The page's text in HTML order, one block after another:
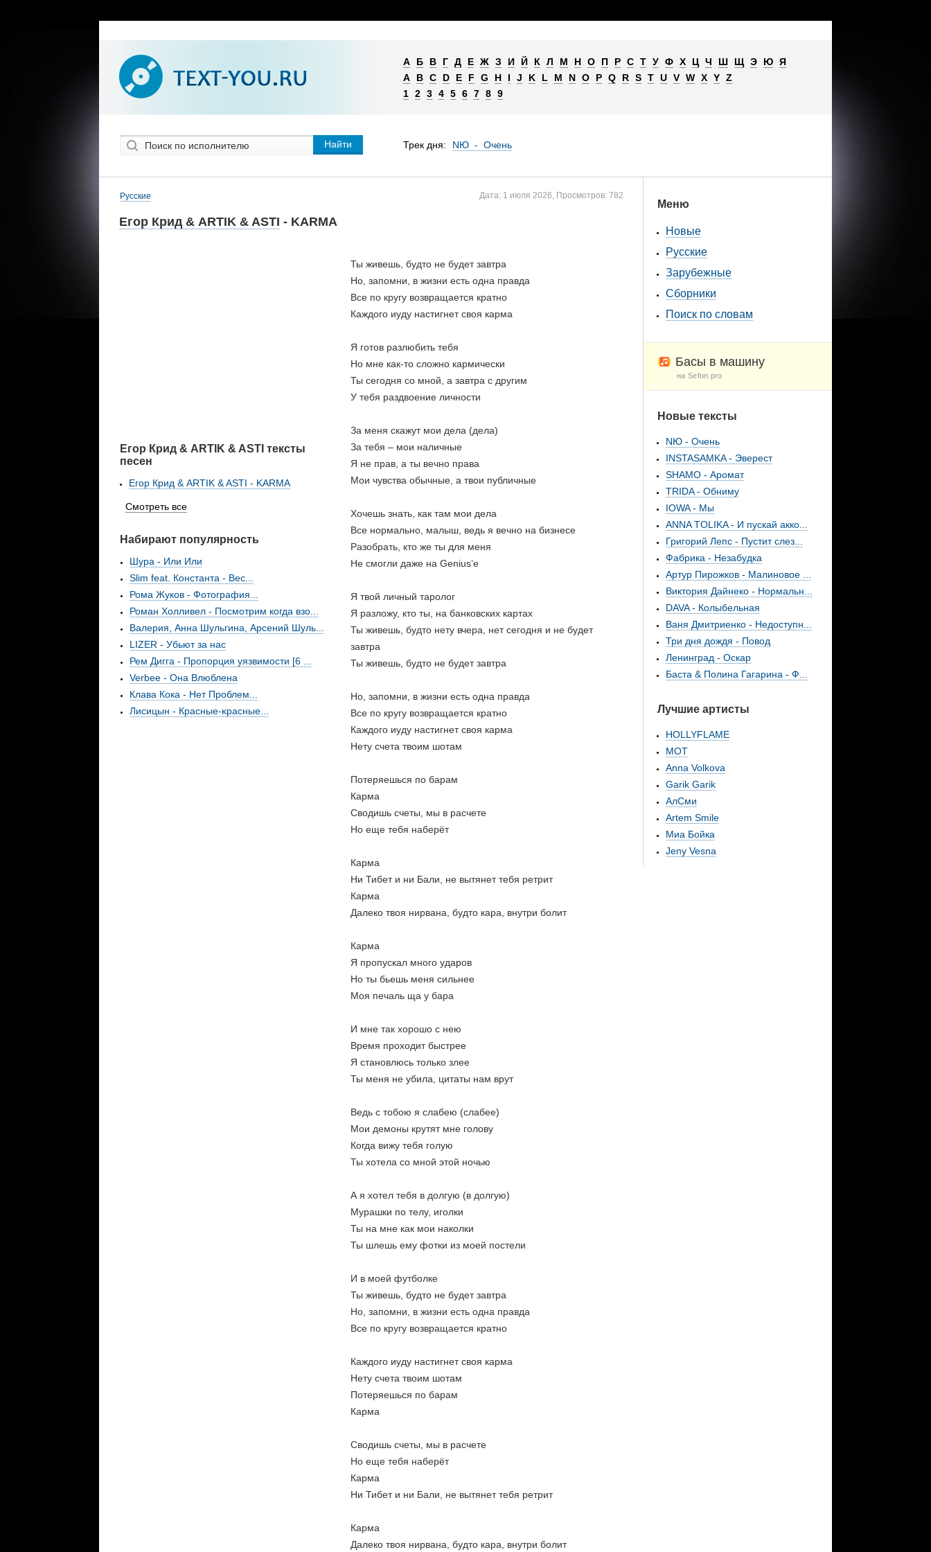
А Б В Г Д Е Ж З И Й К Л М Н О П Р С Т У Ф Х Ц Ч Ш Щ Э Ю Я
A
B C D E F G H I J K L M N O P Q R S T U V W X Y Z
1 2 3 4 5 6 7 8 9
Трек дня: NЮ - Очень
Русские Дата: 1 июля 2026, Просмотров: 782
Егор Крид & ARTIK & ASTI - KARMA
Ты живешь, будто не будет завтра
Но, запомни, в жизни есть одна правда
Все по кругу возвращается кратно
Каждого иуду настигнет своя карма
Я готов разлюбить тебя
Но мне как-то сложно кармически
Ты сегодня со мной, а завтра с другим
У тебя раздвоение личности
За меня скажут мои дела (дела)
За тебя – мои наличные
Я не прав, а ты вечно права
Мои чувства обычные, а твои публичные
Хочешь знать, как там мои дела
Все нормально, малыш, ведь я вечно на бизнесе
Разобрать, кто же ты для меня
Не смогли даже на Genius’е
Я твой личный таролог
Я разложу, кто ты, на банковских картах
Ты живешь, будто нету вчера, нет сегодня и не будет
завтра
Ты живешь, будто не будет завтра
Но, запомни, в жизни есть одна правда
Все по кругу возвращается кратно
Каждого иуду настигнет своя карма
Нету счета твоим шотам
Потеряешься по барам
Карма
Сводишь счеты, мы в расчете
Но еще тебя наберёт
Карма
Ни Тибет и ни Бали, не вытянет тебя ретрит
Карма
Далеко твоя нирвана, будто кара, внутри болит
Карма
Я пропускал много ударов
Но ты бьешь меня сильнее
Моя печаль ща у бара
И мне так хорошо с нею
Время проходит быстрее
Я становлюсь только злее
Ты меня не убила, цитаты нам врут
Ведь с тобою я слабею (слабее)
Мои демоны крутят мне голову
Когда вижу тебя голую
Ты хотела со мной этой ночью
А я хотел тебя в долгую (в долгую)
Мурашки по телу, иголки
Ты на мне как мои наколки
Ты шлешь ему фотки из моей постели
И в моей футболке
Ты живешь, будто не будет завтра
Но, запомни, в жизни есть одна правда
Все по кругу возвращается кратно
Каждого иуду настигнет своя карма
Нету счета твоим шотам
Потеряешься по барам
Карма
Сводишь счеты, мы в расчете
Но еще тебя наберёт
Карма
Ни Тибет и ни Бали, не вытянет тебя ретрит
Карма
Далеко твоя нирвана, будто кара, внутри болит
Егор Крид & ARTIK & ASTI тексты
песен
Егор Крид & ARTIK & ASTI - KARMA
Смотреть все
Набирают популярность
Шура - Или Или
Slim feat. Константа - Вес...
Рома Жуков - Фотография...
Роман Холливел - Посмотрим когда взо...
Валерия, Анна Шульгина, Арсений Шуль...
LIZER - Убьют за нас
Рем Дигга - Пропорция уязвимости [6 ...
Verbee - Она Влюблена
Клава Кока - Нет Проблем...
Лисицын - Красные-ĸрасные...
Меню
Новые
Русские
Зарубежные
Сборники
Поиск по словам
Басы в машину
на Sefon.pro
Новые тексты
NЮ - Очень
INSTASAMKA - Эверест
SHAMO - Аромат
TRIDA - Обниму
IOWA - Мы
ANNA TOLIKA - И пускай акко...
Григорий Лепс - Пустит слез...
Фабрика - Незабудка
Артур Пирожков - Малиновое ...
Виктория Дайнеко - Нормальн...
DAVA - Колыбельная
Ваня Дмитриенко - Недоступн...
Три дня дождя - Повод
Ленинград - Оскар
Баста & Полина Гагарина - Ф...
Лучшие артисты
HOLLYFLAME
МОТ
Anna Volkova
Garik Garik
АлСми
Artem Smile
Миа Бойка
Jeny Vesna